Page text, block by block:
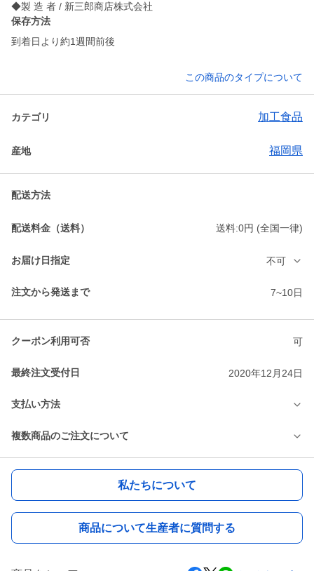
◆製 造 者 / 新三郎商店株式会社
保存方法
到着日より約1週間前後
この商品のタイプについて
カテゴリ 加工食品
産地 福岡県
配送方法
配送料金（送料） 送料:0円 (全国一律)
お届け日指定 不可
注文から発送まで 7~10日
クーポン利用可否 可
最終注文受付日 2020年12月24日
支払い方法
複数商品のご注文について
私たちについて
商品について生産者に質問する